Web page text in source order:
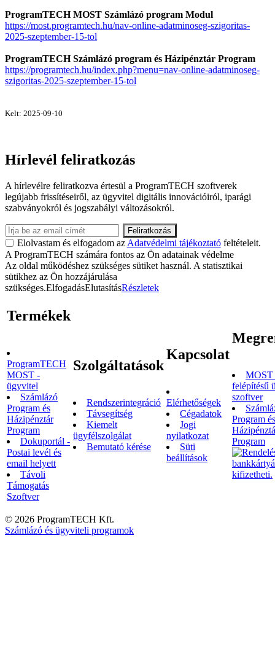
ProgramTECH MOST Számlázó program Modul
https://most.programtech.hu/nav-online-adatminoseg-szigoritas-
2025-szeptember-15-tol
ProgramTECH Számlázó program és Házipénztár Program
https://programtech.hu/index.php?menu=nav-online-adatminoseg-
szigoritas-2025-szeptember-15-tol
Kelt: 2025-09-10
Hírlevél feliratkozás
A hírlevélre feliratkozva értesül a ProgramTECH szoftverek
legújabb frissítéseiről, az ügyvitel digitális innovációiról, iparági
szabványokról és jogszabályi változásokról.
Elolvastam és elfogadom azAdatvédelmi tájékoztatófeltételeit.
A ProgramTECH számára fontos az Ön adatainak védelme
Az oldal működéshez szükséges sütiket használ. A statisztikai
sütikhez az Ön hozzájárulása
szükséges.ElfogadásElutasításRészletek
Termékek
ProgramTECH
MOST -
ügyvitel
Számlázó
Program és
Házipénztár
Program
Dokuportál -
Postai levél és
email helyett
Távoli
Támogatás
Szoftver
Szolgáltatások
Rendszerintegráció
Távsegítség
Kiemelt
ügyfélszolgálat
Bemutató kérése
Kapcsolat
Elérhetőségek
Cégadatok
Jogi
nyilatkozat
Süti
beállítások
MOST
felépítésű
szoftver
Program és
Program
© 2026 ProgramTECH Kft.
Számlázó és ügyviteli programok